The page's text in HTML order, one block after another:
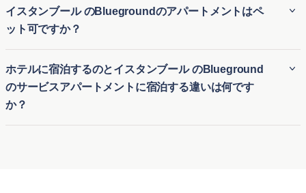
フ、歴史的建築物で知られており、アート愛好家や社交家
の中心地となっています。
Kadıköyは、賑やかな市場、多様な食事の選択肢、そして
風光明媚なウォーターフロントがあり、伝統と現代の融合
を楽しむ人々を魅了しています。
Nişantaşı
極アパート賃貸を簡単に予約できます。ビジネスやレジャー
のためにイスタンブール の仮住まいを探している方に、柔軟
で便利な一時的な住居を提供します。初めての街でも、長期
の契約なしで快適な家具付き住宅に簡単に入居できます。
イスタンブール のBluegroundのアパートメントはペ
ット可ですか？
ト可で、愛犬や愛猫と一緒に快適な生活を送ることができま
す。イスタンブール のペット可アパートは、ペットに適した
公園や設備の近くに位置する物件が多く、ペットオーナーが
安心して利用できる明確なポリシーを提供しています。
ホテルに宿泊するのとイスタンブール のBlueground
のサービスアパートメントに宿泊する違いは何です
か？